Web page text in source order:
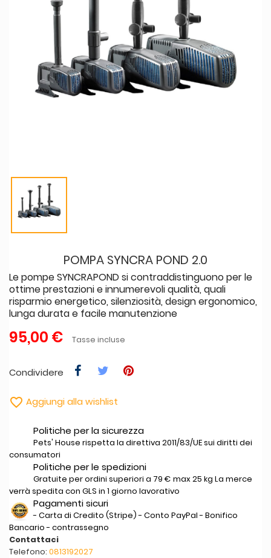
POMPA SYNCRA POND 2.0
Le pompe SYNCRAPOND si contraddistinguono per le
ottime prestazioni e innumerevoli qualità, quali
risparmio energetico, silenziosità, design ergonomico,
lunga durata e facile manutenzione
95,00 € Tasse incluse
Condividere
 Aggiungi alla wishlist
Politiche per la sicurezza
Pets' House rispetta la direttiva 2011/83/UE sui diritti dei
consumatori
Politiche per le spedizioni
Gratuite per ordini superiori a 79 € max 25 kg La merce
verrà spedita con GLS in 1 giorno lavorativo
Pagamenti sicuri
- Carta di Credito (Stripe) - Conto PayPal - Bonifico
Bancario - contrassegno
Contattaci
Telefono: 0813192027